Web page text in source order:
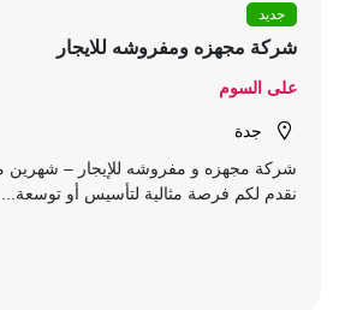
جديد
شركة مجهزه ومفروشه للايجار
على السوم
جدة
شركة مجهزه و مفروشه للإيجار – شهرين
نقدم لكم فرصة مثالية لتأسيس أو توسعة...